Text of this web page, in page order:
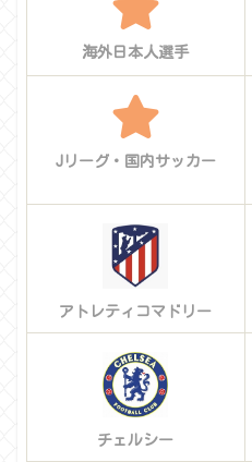
海外日本人選手
Jリーグ・国内サッカー
アトレティコマドリー
チェルシー